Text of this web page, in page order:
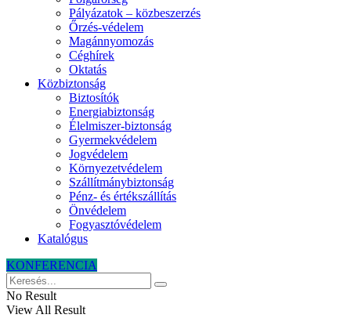
Pályázatok – közbeszerzés
Őrzés-védelem
Magánnyomozás
Céghírek
Oktatás
Közbiztonság
Biztosítók
Energiabiztonság
Élelmiszer-biztonság
Gyermekvédelem
Jogvédelem
Környezetvédelem
Szállítmánybiztonság
Pénz- és értékszállítás
Önvédelem
Fogyasztóvédelem
Katalógus
KONFERENCIA
No Result
View All Result